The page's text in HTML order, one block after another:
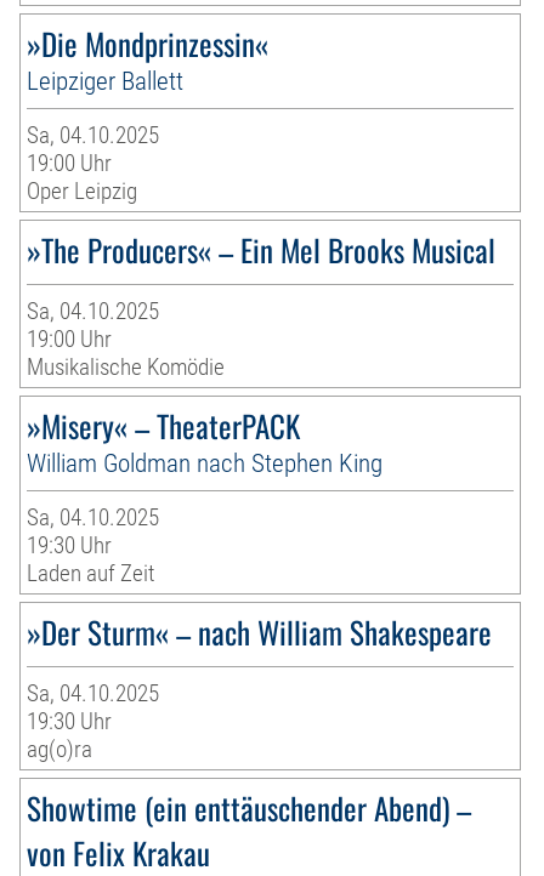
»Die Mondprinzessin«
Leipziger Ballett
Sa, 04.10.2025
19:00 Uhr
Oper Leipzig
»The Producers« – Ein Mel Brooks Musical
Sa, 04.10.2025
19:00 Uhr
Musikalische Komödie
»Misery« – TheaterPACK
William Goldman nach Stephen King
Sa, 04.10.2025
19:30 Uhr
Laden auf Zeit
»Der Sturm« – nach William Shakespeare
Sa, 04.10.2025
19:30 Uhr
ag(o)ra
Showtime (ein enttäuschender Abend) –
von Felix Krakau